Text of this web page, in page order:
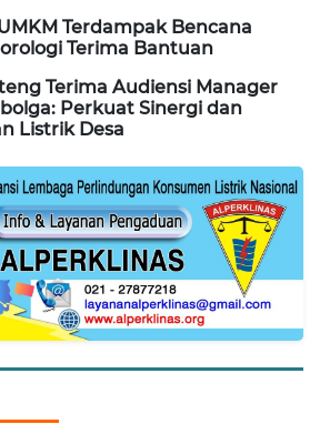
Terdampak Bencana
Terima Bantuan
Terima Audiensi Manager
Perkuat Sinergi dan
Listrik Desa